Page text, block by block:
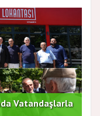
Vatandaşlarla